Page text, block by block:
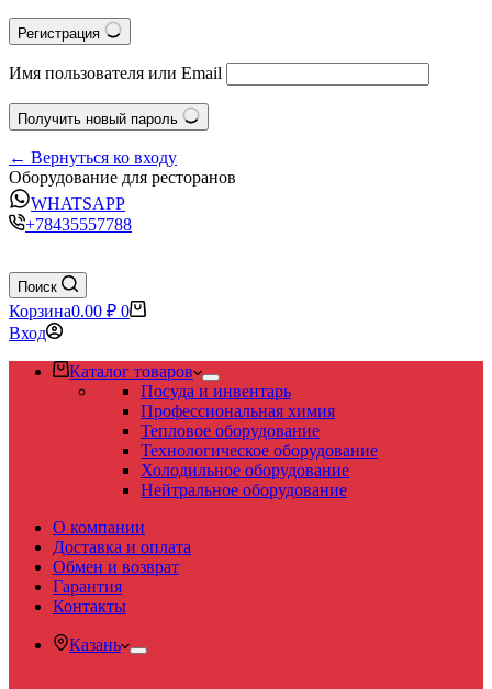
Регистрация
Имя пользователя или Email
Получить новый пароль
← Вернуться ко входу
Оборудование для ресторанов
WHATSAPP
+78435557788
Поиск
Корзина0.00 ₽ 0
Вход
Каталог товаров
Посуда и инвентарь
Профессиональная химия
Тепловое оборудование
Технологическое оборудование
Холодильное оборудование
Нейтральное оборудование
О компании
Доставка и оплата
Обмен и возврат
Гарантия
Контакты
Казань